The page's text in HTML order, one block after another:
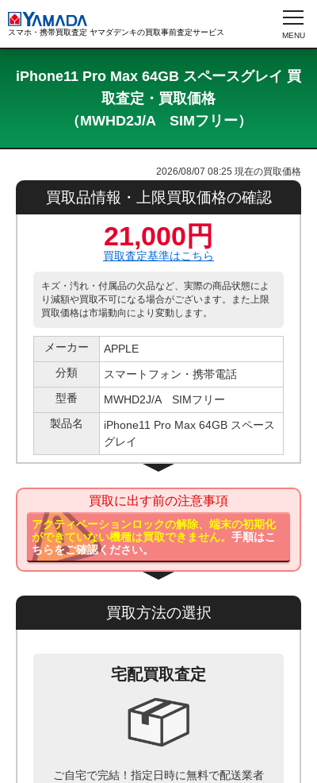
スマホ・携帯買取査定 ヤマダデンキの買取事前査定サービス
iPhone11 Pro Max 64GB スペースグレイ 買
取査定・買取価格
（MWHD2J/A SIMフリー）
2026/08/07 08:25 現在の買取価格
買取品情報・上限買取価格の確認
21,000円
買取査定基準はこちら
キズ・汚れ・付属品の欠品など、実際の商品状態によ
り減額や買取不可になる場合がございます。また上限
買取価格は市場動向により変動します。
メーカー
APPLE
分類
スマートフォン・携帯電話
型番
MWHD2J/A SIMフリー
製品名
iPhone11 Pro Max 64GB スペース
グレイ
買取に出す前の注意事項
アクティベーションロックの解除、端末の初期化
ができていない機種は買取できません。手順はこ
ちらをご確認ください。
買取方法の選択
宅配買取査定
ご自宅で完結！指定日時に無料で配送業者